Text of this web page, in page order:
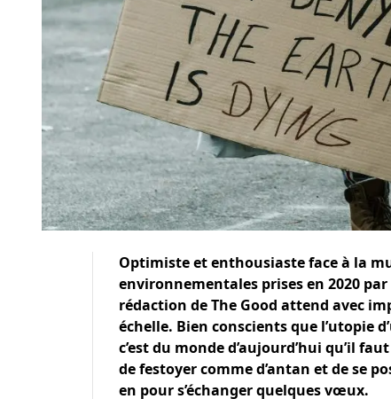
Optimiste et enthousiaste face à la
environnementales prises en 2020
rédaction de The Good attend avec
échelle. Bien conscients que l’utopie
c’est du monde d’aujourd’hui qu’il
de festoyer comme d’antan et de se
en pour s’échanger quelques vœux.